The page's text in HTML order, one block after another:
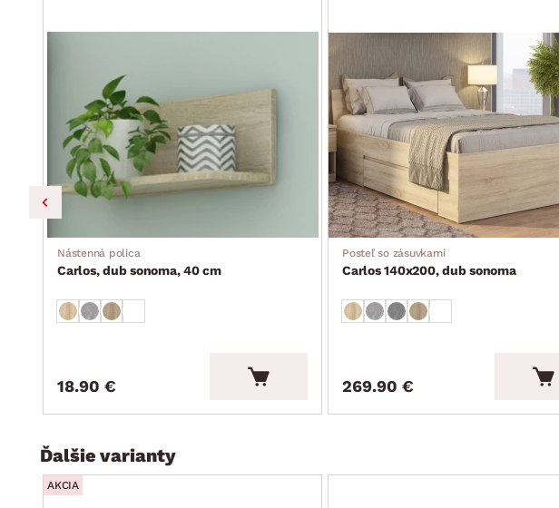
Nástenná polica
Carlos, dub sonoma, 40 cm
18.90 €
Posteľ so zásuvkami
Carlos 140x200, dub sonoma
269.90 €
Ďalšie varianty
AKCIA